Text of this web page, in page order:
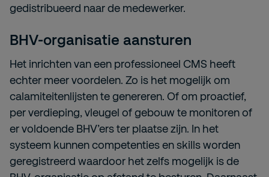
gedistribueerd naar de medewerker.
BHV-organisatie aansturen
Het inrichten van een professioneel CMS heeft
echter meer voordelen. Zo is het mogelijk om
calamiteitenlijsten te genereren. Of om proactief,
per verdieping, vleugel of gebouw te monitoren of
er voldoende BHV’ers ter plaatse zijn. In het
systeem kunnen competenties en skills worden
geregistreerd waardoor het zelfs mogelijk is de